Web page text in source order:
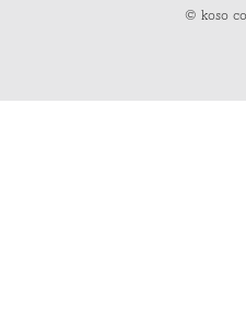
© koso